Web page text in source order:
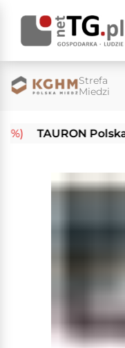
Strefa
Miedzi
TAURON Polska